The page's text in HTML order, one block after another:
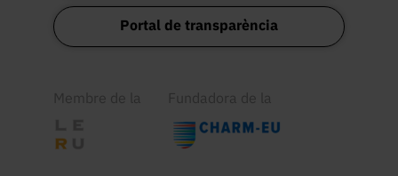
Portal de transparència
Membre de la Fundadora de la